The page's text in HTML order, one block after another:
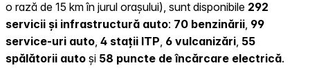
o rază de 15 km în jurul orașului), sunt disponibile 292
servicii și infrastructură auto: 70 benzinării, 99
service-uri auto, 4 stații ITP, 6 vulcanizări, 55
spălătorii auto și 58 puncte de încărcare electrică.